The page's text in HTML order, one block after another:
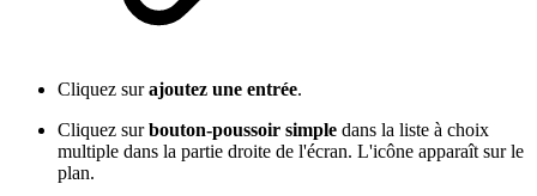
Cliquez surajoutez une entrée.
Cliquez surbouton-poussoir simple dans la liste à choix
multiple dans la partie droite de l'écran. L'icône apparaît sur le
plan.